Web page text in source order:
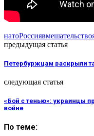
натоРоссиявмешательство
предыдущая статья
Петербуржцам раскрыли
следующая статья
«Бой с тенью»: украинцы
войне
По теме: